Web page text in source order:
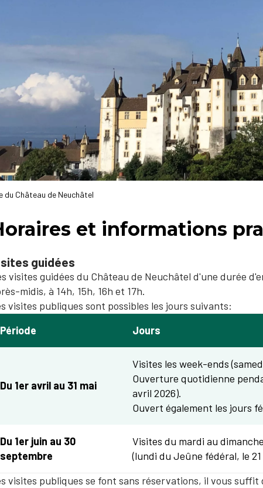
du Château de Neuchâtel
et informations
guidées​​
visites guidées du Château de Neuchâtel d'une durée
midis, à 14h, 15h, 16h et 17h.
visites publiques sont possibles les jours suivants:
Période
Jours
Du 1er avril au 31 mai
Visites les week-ends
Ouverture quotidienne
avril 2026).
Ouvert également les jours
​Du 1er juin au 30
septembre
Visites du mardi au
(lundi du Jeûne fédéral, le
visites publiques se font sans réservations, il vous